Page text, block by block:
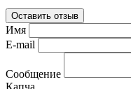
Оставить отзыв
Имя
E-mail
Сообщение